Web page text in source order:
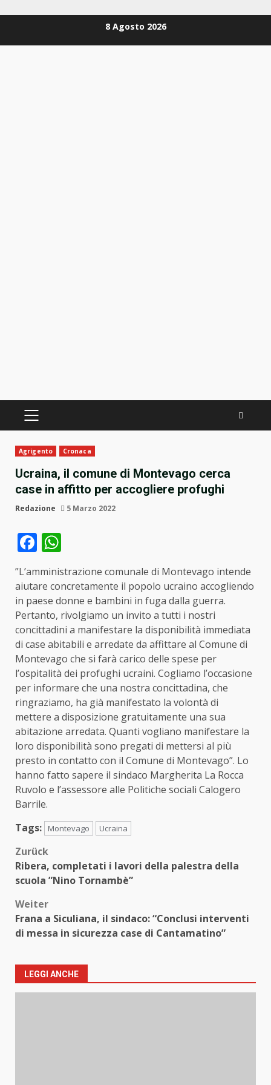
8 Agosto 2026
PRIMÄRES
Agrigento Cronaca
Ucraina, il comune di Montevago cerca
case in affitto per accogliere profughi
Redazione 5 Marzo 2022
Facebook
”L’amministrazione comunale di Montevago intende
aiutare concretamente il popolo ucraino accogliendo
in paese donne e bambini in fuga dalla guerra.
Pertanto, rivolgiamo un invito a tutti i nostri
concittadini a manifestare la disponibilità immediata
di case abitabili e arredate da affittare al Comune di
Montevago che si farà carico delle spese per
l’ospitalità dei profughi ucraini. Cogliamo l’occasione
per informare che una nostra concittadina, che
ringraziamo, ha già manifestato la volontà di
mettere a disposizione gratuitamente una sua
abitazione arredata. Quanti vogliano manifestare la
loro disponibilità sono pregati di mettersi al più
presto in contatto con il Comune di Montevago”. Lo
hanno fatto sapere il sindaco Margherita La Rocca
Ruvolo e l’assessore alle Politiche sociali Calogero
Barrile.
Tags:
Montevago Ucraina
Beitragsnavigation
Zurück
Ribera, completati i lavori della palestra della
scuola ”Nino Tornambè”
Weiter
Frana a Siculiana, il sindaco: “Conclusi interventi
di messa in sicurezza case di Cantamatino”
LEGGI ANCHE